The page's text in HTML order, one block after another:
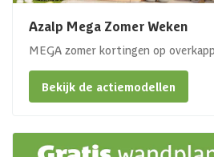
Azalp Mega Zomer Weken
MEGA zomer kortingen op
Bekijk de actiemodellen